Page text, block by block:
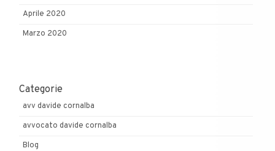
Aprile 2020
Marzo 2020
Categorie
avv davide cornalba
avvocato davide cornalba
Blog